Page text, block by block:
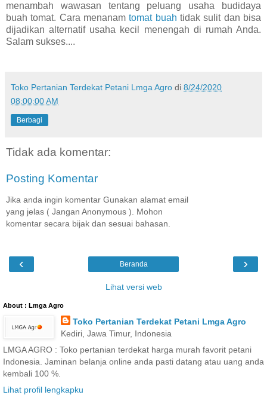
menambah wawasan tentang peluang usaha budidaya
buah tomat. Cara menanamtomat buah tidak sulit dan bisa
dijadikan alternatif usaha kecil menengah di rumah Anda.
Salam sukses....
Toko Pertanian Terdekat Petani Lmga Agro di 8/24/2020
08:00:00 AM
Berbagi
Tidak ada komentar:
Posting Komentar
Jika anda ingin komentar Gunakan alamat email
yang jelas ( Jangan Anonymous ). Mohon
komentar secara bijak dan sesuai bahasan.
‹ ›
Beranda
Lihat versi web
About : Lmga Agro
Toko Pertanian Terdekat Petani Lmga Agro
Kediri, Jawa Timur, Indonesia
LMGA AGRO : Toko pertanian terdekat harga murah favorit petani
Indonesia. Jaminan belanja online anda pasti datang atau uang anda
kembali 100 %.
Lihat profil lengkapku